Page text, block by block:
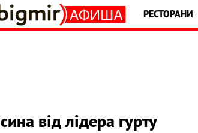
РЕСТОРАНИ
від лідера гурту